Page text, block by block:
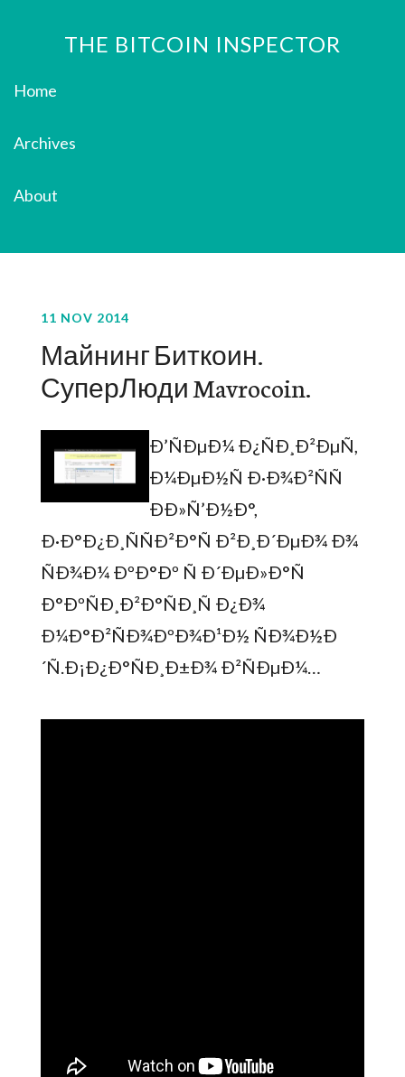
THE BITCOIN INSPECTOR
Home
Archives
About
11 NOV 2014
Майнинг Биткоин.
СуперЛюди Mavrocoin.
Ð’ÑÐµÐ¼ Ð¿ÑÐ¸Ð²ÐµÑ,
Ð¼ÐµÐ½Ñ Ð·Ð¾Ð²ÑÑ
ÐÐ»Ñ’Ð½Ð°,
Ð·Ð°Ð¿Ð¸ÑÑÐ²Ð°Ñ Ð²Ð¸Ð´ÐµÐ¾ Ð¾
ÑÐ¾Ð¼ ÐºÐ°Ðº Ñ Ð´ÐµÐ»Ð°Ñ
Ð°ÐºÑÐ¸Ð²Ð°ÑÐ¸Ñ Ð¿Ð¾
Ð¼Ð°Ð²ÑÐ¾ÐºÐ¾Ð¹Ð½ ÑÐ¾Ð½Ð
´Ñ.Ð¡Ð¿Ð°ÑÐ¸Ð±Ð¾ Ð²ÑÐµÐ¼…